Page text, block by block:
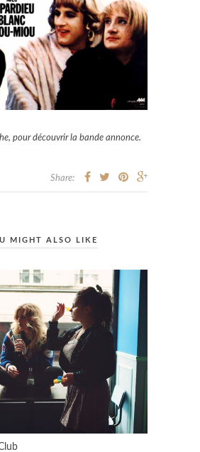
pour découvrir la bande annonce.
Share:
MIGHT ALSO LIKE